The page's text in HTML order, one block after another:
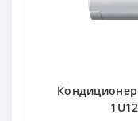
Кондиционер